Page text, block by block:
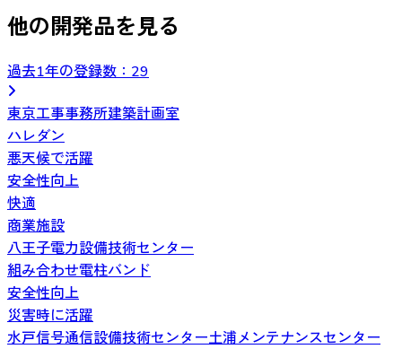
他の開発品を見る
過去1年の登録数： 29
東京工事事務所建築計画室
ハレダン
悪天候で活躍
安全性向上
快適
商業施設
八王子電力設備技術センター
組み合わせ電柱バンド
安全性向上
災害時に活躍
水戸信号通信設備技術センター土浦メンテナンスセンター